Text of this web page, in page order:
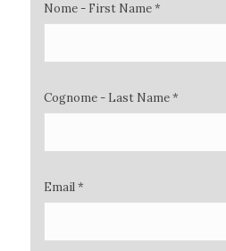
Nome - First Name *
Cognome - Last Name *
Email *